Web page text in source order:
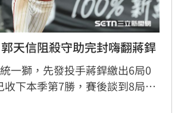
天信阻殺守助完封嗨翻蔣銲
一獅，先發投手蔣銲繳出6局0
收下本季第7勝，賽後談到8局上
替味全守住完封勝，蔣銲也直